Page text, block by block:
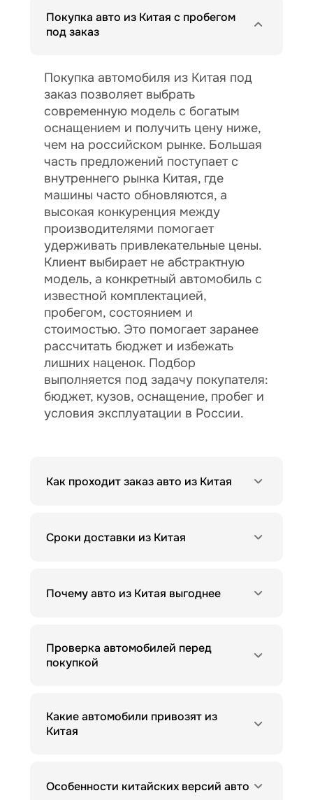
Покупка авто из Китая с пробегом
под заказ
Покупка автомобиля из Китая под
заказ позволяет выбрать
современную модель с богатым
оснащением и получить цену ниже,
чем на российском рынке. Большая
часть предложений поступает с
внутреннего рынка Китая, где
машины часто обновляются, а
высокая конкуренция между
производителями помогает
удерживать привлекательные цены.
Клиент выбирает не абстрактную
модель, а конкретный автомобиль с
известной комплектацией,
пробегом, состоянием и
стоимостью. Это помогает заранее
рассчитать бюджет и избежать
лишних наценок. Подбор
выполняется под задачу покупателя:
бюджет, кузов, оснащение, пробег и
условия эксплуатации в России.
Как проходит заказ авто из Китая
Сроки доставки из Китая
Почему авто из Китая выгоднее
Проверка автомобилей перед
покупкой
Какие автомобили привозят из
Китая
Особенности китайских версий авто